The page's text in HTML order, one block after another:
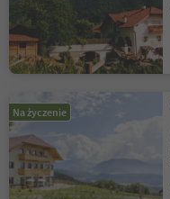
Na życzenie